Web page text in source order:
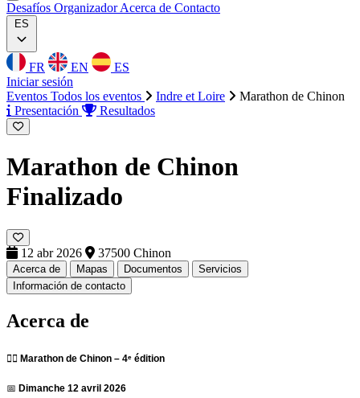
Desafíos OrganizadorAcerca de Contacto
ES
FR EN
ES
Iniciar sesión
Eventos Todos los eventos Indre et Loire
Marathon de Chinon
Presentación
Resultados
Marathon de Chinon
Finalizado
12 abr 2026 37500 Chinon
Acerca de Mapas Documentos
Servicios
Información de contacto
Acerca de
🏃‍♂️ Marathon de Chinon – 4ᵉ édition
📅 Dimanche 12 avril 2026